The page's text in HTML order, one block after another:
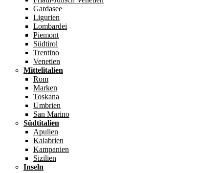
Gardasee
Ligurien
Lombardei
Piemont
Südtirol
Trentino
Venetien
Mittelitalien
Rom
Marken
Toskana
Umbrien
San Marino
Südtitalien
Apulien
Kalabrien
Kampanien
Sizilien
Inseln